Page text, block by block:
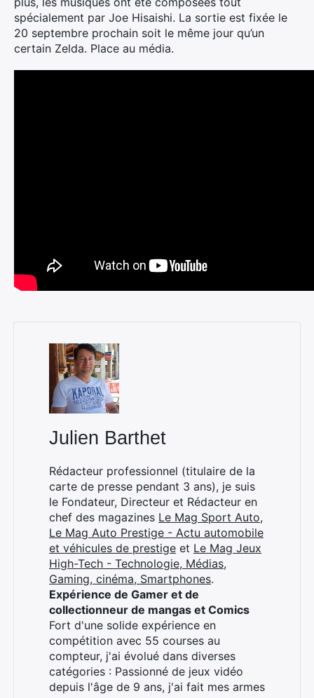
spécialement par Joe Hisaishi. La sortie est fixée le
20 septembre prochain soit le même jour qu’un
certain Zelda. Place au média.
Julien Barthet
Rédacteur professionnel (titulaire de la
carte de presse pendant 3 ans), je suis
le Fondateur, Directeur et Rédacteur en
chef des magazines Le Mag Sport Auto,
Le Mag Auto Prestige - Actu automobile
et véhicules de prestige et Le Mag Jeux
High-Tech - Technologie, Médias,
Gaming, cinéma, Smartphones.
Expérience de Gamer et de
collectionneur de mangas et Comics
Fort d'une solide expérience en
compétition avec 55 courses au
compteur, j'ai évolué dans diverses
catégories : Passionné de jeux vidéo
depuis l'âge de 9 ans, j'ai fait mes armes